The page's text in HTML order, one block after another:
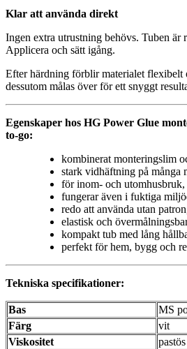
Klar att använda direkt
Ingen extra utrustning behövs. Tuben är
Applicera och sätt igång.
Efter härdning förblir materialet flexibelt
dessutom målas över för ett snyggt
Egenskaper hos HG Power Glue
to-go:
kombinerat monteringslim
stark vidhäftning på många
för inom- och utomhusbruk,
fungerar även i fuktiga
redo att använda utan
elastisk och
kompakt tub med lång
perfekt för hem, bygg och
Tekniska specifikationer:
Bas
MS
Färg
vit
Viskositet
pastös